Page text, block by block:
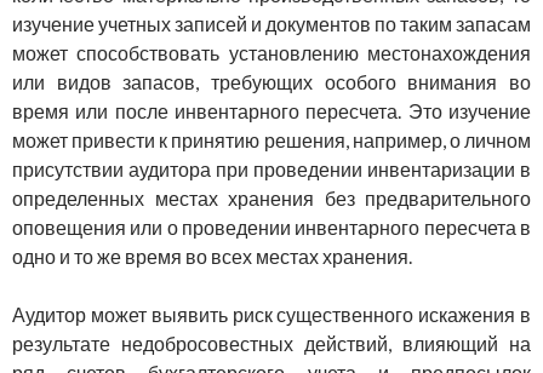
изучение учетных записей и документов по таким запасам
может способствовать установлению местонахождения
или видов запасов, требующих особого внимания во
время или после инвентарного пересчета. Это изучение
может привести к принятию решения, например, о личном
присутствии аудитора при проведении инвентаризации в
определенных местах хранения без предварительного
оповещения или о проведении ин­вентарного пересчета в
одно и то же время во всех местах хранения.
Аудитор может выявить риск существенного искажения в
ре­зультате недобросовестных действий, влияющий на